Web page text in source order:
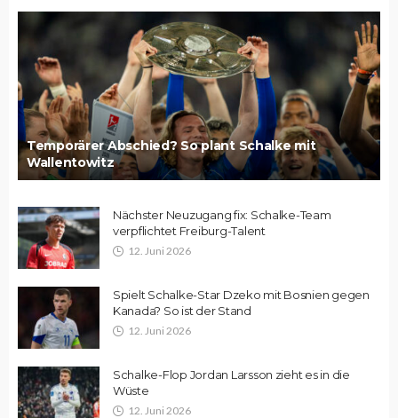
Temporärer Abschied? So plant Schalke mit
Wallentowitz
Nächster Neuzugang fix: Schalke-Team
verpflichtet Freiburg-Talent
12. Juni 2026
Spielt Schalke-Star Dzeko mit Bosnien gegen
Kanada? So ist der Stand
12. Juni 2026
Schalke-Flop Jordan Larsson zieht es in die
Wüste
12. Juni 2026